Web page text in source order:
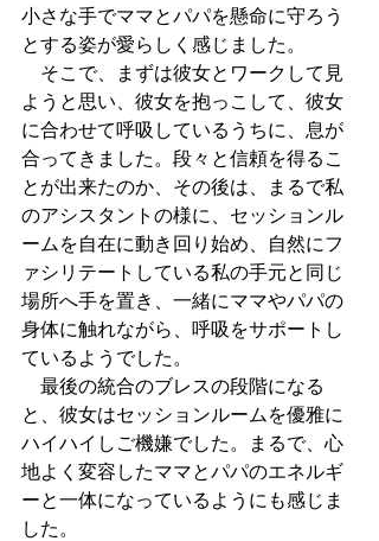
小さな手でママとパパを懸命に守ろう
とする姿が愛らしく感じました。
そこで、まずは彼女とワークして見
ようと思い、彼女を抱っこして、彼女
に合わせて呼吸しているうちに、息が
合ってきました。段々と信頼を得るこ
とが出来たのか、その後は、まるで私
のアシスタントの様に、セッションル
ームを自在に動き回り始め、自然にフ
ァシリテートしている私の手元と同じ
場所へ手を置き、一緒にママやパパの
身体に触れながら、呼吸をサポートし
ているようでした。
最後の統合のブレスの段階になる
と、彼女はセッションルームを優雅に
ハイハイしご機嫌でした。まるで、心
地よく変容したママとパパのエネルギ
ーと一体になっているようにも感じま
した。